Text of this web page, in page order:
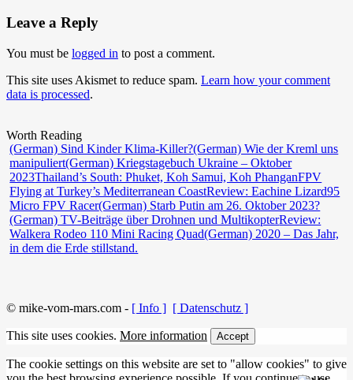
Leave a Reply
You must be logged in to post a comment.
This site uses Akismet to reduce spam. Learn how your comment
data is processed.
Worth Reading
(German) Sind Kinder Klima-Killer?(German) Wie der Kreml uns
manipuliert(German) Kriegstagebuch Ukraine – Oktober
2023Thailand’s South: Phuket, Koh Samui, Koh PhanganFPV
Flying at Turkey’s Mediterranean CoastReview: Eachine Lizard95
Micro FPV Racer(German) Starb Putin am 26. Oktober 2023?
(German) TV-Beiträge über Drohnen und MultikopterReview:
Walkera Rodeo 110 Mini Racing Quad(German) 2020 – Das Jahr,
in dem die Erde stillstand.
© mike-vom-mars.com - [ Info ] [ Datenschutz ]
This site uses cookies. More information Accept
The cookie settings on this website are set to "allow cookies" to give